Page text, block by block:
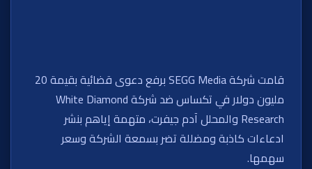
قامت شركة SEGG Media برفع دعوى قضائية بقيمة 20
مليون دولار في تكساس ضد شركة White Diamond
Research والمحلل آدم جيفرت، متهمة إياهم بنشر
ادعاءات كاذبة ومضللة تضر بسمعة الشركة وسعر
سهمها.